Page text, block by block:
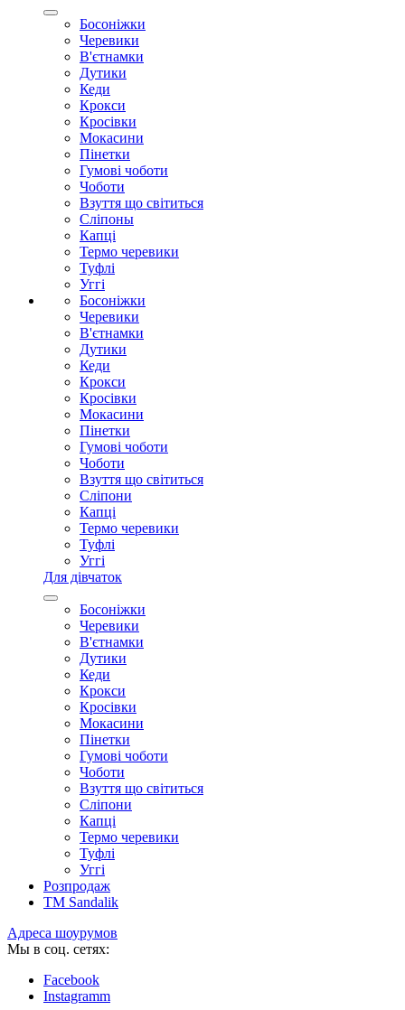
Босоніжки
Черевики
В'єтнамки
Дутики
Кеди
Крокси
Кросівки
Мокасини
Пінетки
Гумові чоботи
Чоботи
Взуття що світиться
Сліпоны
Капці
Термо черевики
Туфлі
Уггі
Босоніжки
Черевики
В'єтнамки
Дутики
Кеди
Крокси
Кросівки
Мокасини
Пінетки
Гумові чоботи
Чоботи
Взуття що світиться
Сліпони
Капці
Термо черевики
Туфлі
Уггі
Для дівчаток
Босоніжки
Черевики
В'єтнамки
Дутики
Кеди
Крокси
Кросівки
Мокасини
Пінетки
Гумові чоботи
Чоботи
Взуття що світиться
Сліпони
Капці
Термо черевики
Туфлі
Уггі
Розпродаж
TM Sandalik
Адреса шоурумов
Мы в соц. сетях:
Facebook
Instagramm